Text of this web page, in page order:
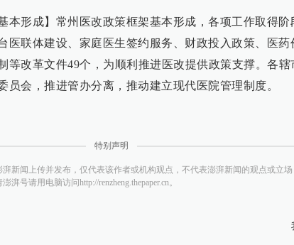
本形成】常州医改政策框架基本形成，各项工作取得阶
医联体建设、家庭医生签约服务、财政投入政策、医药
等改革文件49个，为顺利推进医改提供政策支撑。各辖
员会，推进管办分离，推动建立现代医院管理制度。
特别声明
新闻上传并发布，仅代表该作者或机构观点，不代表澎湃新闻的观点或立
号请用电脑访问http://renzheng.thepaper.cn。